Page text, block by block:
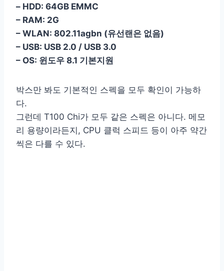
– HDD: 64GB EMMC
– RAM: 2G
– WLAN: 802.11agbn (유선랜은 없음)
– USB: USB 2.0 / USB 3.0
– OS: 윈도우 8.1 기본지원
박스만 봐도 기본적인 스펙을 모두 확인이 가능하
다.
그런데 T100 Chi가 모두 같은 스펙은 아니다. 메모
리 용량이라든지, CPU 클럭 스피드 등이 아주 약간
씩은 다를 수 있다.